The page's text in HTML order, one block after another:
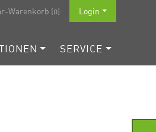
Warenkorb (0) Login
SERVICE